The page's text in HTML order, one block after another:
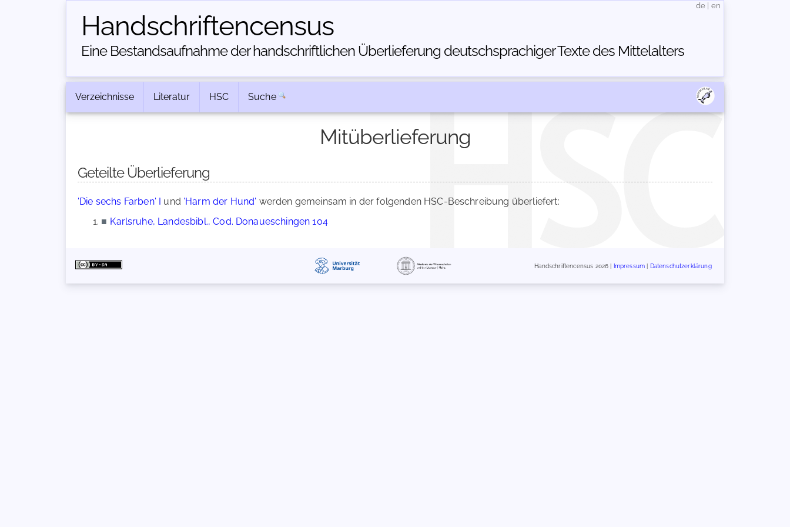
Handschriften­census
Eine Bestandsaufnahme der handschriftlichen Über­lieferung deutschsprachiger Texte des Mittelalters
de en
Verzeichnisse Literatur HSC Suche
Mitüberlieferung
Geteilte Überlieferung
'Die sechs Farben' I und 'Harm der Hund' werden gemeinsam in der folgenden HSC-Beschreibung überliefert:
■ Karlsruhe, Landesbibl., Cod. Donaueschingen 104
Handschriftencensus 2026 | Impressum Datenschutzerklärung